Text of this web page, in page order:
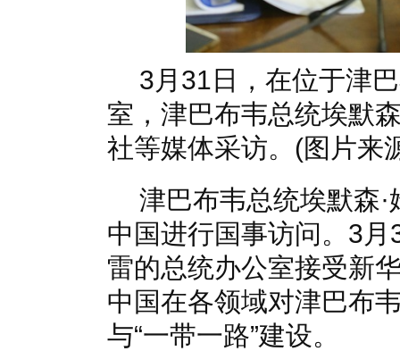
3月31日，在位于津
室，津巴布韦总统埃默
社等媒体采访。(图片来
津巴布韦总统埃默森
中国进行国事访问。3
雷的总统办公室接受新
中国在各领域对津巴布
与“一带一路”建设。